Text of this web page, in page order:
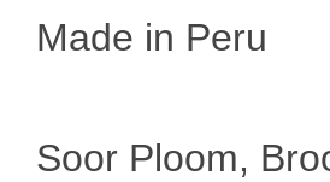
Made in Peru
Soor Ploom,